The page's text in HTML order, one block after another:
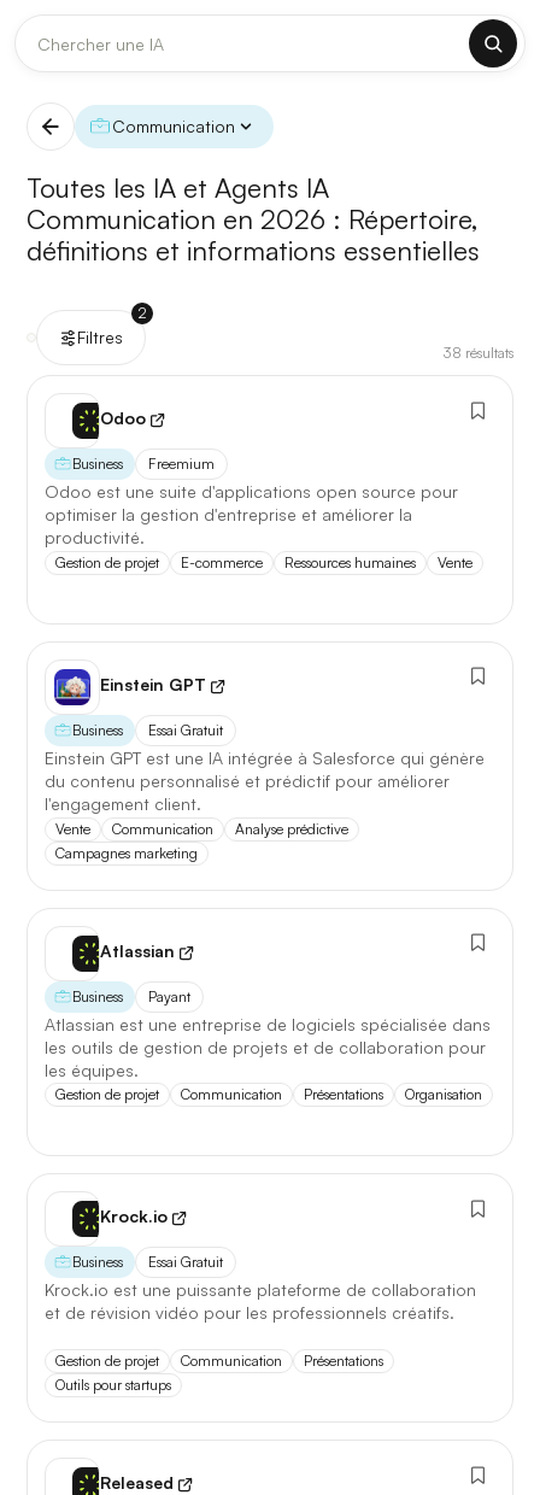
✕
DERNIÈRES MISES À JOUR MODÈLES
Claude Midjourney
[TEST] Claude Opus 4.8 : ce qui change
5 août 2026
Anthropic met à jour Claude Opus le 2 août 2026. Cette
réponses longues et la vitesse de première réponse.
Ce qui change
Contexte étendu
— les documents longs sont traités
d’un seul tenant, sans découpage manuel.
Réponses longues
textes de plusieurs milliers de mots.
Première réponse
courtes.
Comparatif avec la version
précédente
Opus 4.6→Opus 4.8
Note globale 88,1 / 100→90,3 / 100
+2,2
Latence 1re réponse
Contexte maximal ×2,5
Lire l'article complet
[TEST] Midjourney V8 : ce qui change
5 juillet 2026
Communication
Toutes les IA et Agents IA
Communication en 2026 : Répertoire,
définitions et informations essentielles
38 résultats
Filtres
2
Odoo
Business Freemium
Odoo est une suite d'applications open source pour
optimiser la gestion d'entreprise et améliorer la
productivité.
Gestion de projet E-commerce Ressources humaines Vente
Einstein GPT
Business Essai Gratuit
Einstein GPT est une IA intégrée à Salesforce qui génère
du contenu personnalisé et prédictif pour améliorer
l'engagement client.
Vente Communication
Analyse prédictive
Campagnes marketing
Atlassian
Business Payant
Atlassian est une entreprise de logiciels spécialisée dans
les outils de gestion de projets et de collaboration pour
les équipes.
Gestion de projet Communication Présentations Organisation
Krock.io
Business Essai Gratuit
Krock.io est une puissante plateforme de collaboration
et de révision vidéo pour les professionnels créatifs.
Gestion de projet Communication
Présentations
Outils pour startups
Released